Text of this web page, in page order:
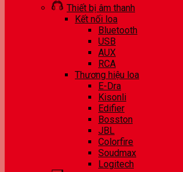
Thiết bị âm thanh
Kết nối loa
Bluetooth
USB
AUX
RCA
Thương hiệu loa
E-Dra
Kisonli
Edifier
Bosston
JBL
Colorfire
Soudmax
Logitech